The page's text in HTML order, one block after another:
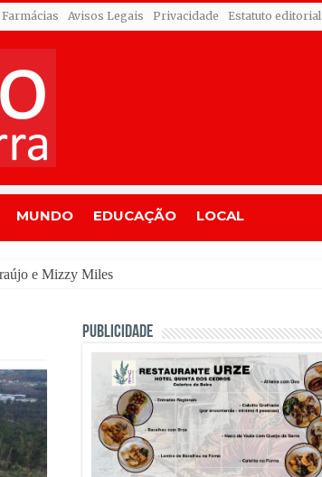
Farmácias Avisos Legais Privacidade Estatuto editorial
MUNDO EDUCAÇÃO LOCAL
PUBLICIDADE